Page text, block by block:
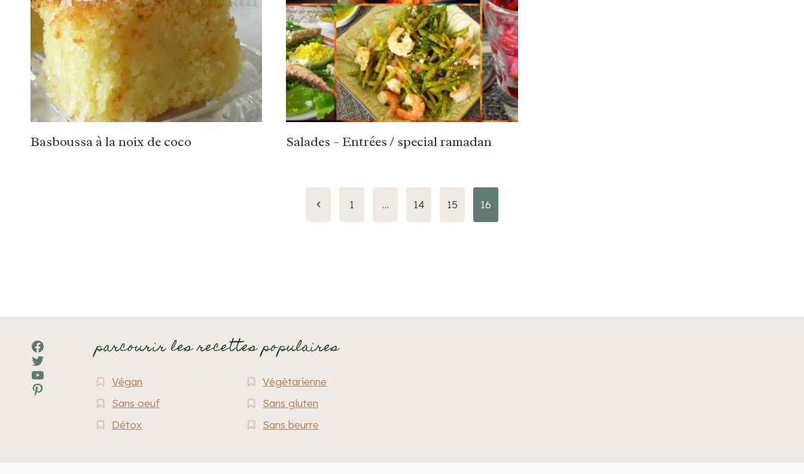
Basboussa à la noix de coco Salades – Entrées / special ramadan
Page
1 … 14 15 16
Facebook
Twitter
YouTube
Pinterest
parcourir les recettes populaires
Végan
Végétarienne
Sans oeuf
Sans gluten
Détox
Sans beurre